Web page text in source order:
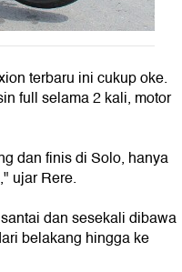
terbaru ini cukup oke.
full selama 2 kali, motor
dan finis di Solo, hanya
ujar Rere.
dan sesekali dibawa
belakang hingga ke